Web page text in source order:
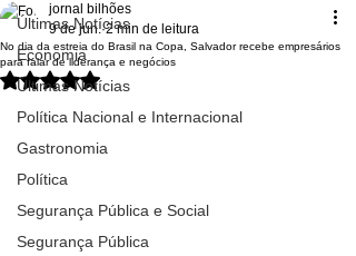
Últimas Notícias
Economia
Últimas Notícias
Política Nacional e Internacional
Gastronomia
Política
Segurança Pública e Social
Segurança Pública
No dia da estreia do Brasil na Copa, Salvador recebe empresários
para falar de liderança e negócios
jornal bilhões
9 de jun. 2 min de leitura
Avaliado com NaN de 5 estrelas.